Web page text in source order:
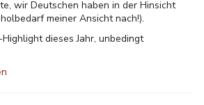
wir Deutschen haben in der Hinsicht
meiner Ansicht nach!).
dieses Jahr, unbedingt